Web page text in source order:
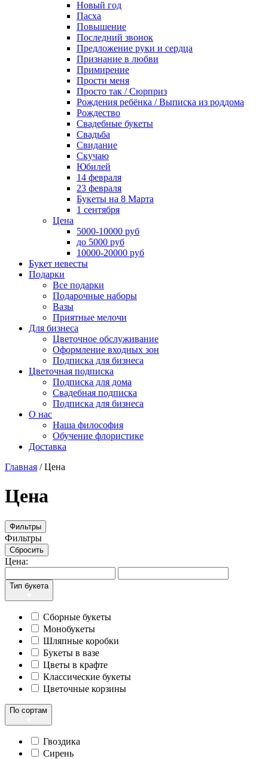
Новый год
Пасха
Повышение
Последний звонок
Предложение руки и сердца
Признание в любви
Примирение
Прости меня
Просто так / Сюрприз
Рождения ребёнка / Выписка из роддома
Рождество
Свадебные букеты
Свадьба
Свидание
Скучаю
Юбилей
14 февраля
23 февраля
Букеты на 8 Марта
1 сентября
Цена
5000-10000 руб
до 5000 руб
10000-20000 руб
Букет невесты
Подарки
Все подарки
Подарочные наборы
Вазы
Приятные мелочи
Для бизнеса
Цветочное обслуживание
Оформление входных зон
Подписка для бизнеса
Цветочная подписка
Подписка для дома
Свадебная подписка
Подписка для бизнеса
О нас
Наша философия
Обучение флористике
Доставка
Главная /Цена
Цена
Фильтры
Фильтры
Сбросить
Цена:
Тип букета
Сборные букеты
Монобукеты
Шляпные коробки
Букеты в вазе
Цветы в крафте
Классические букеты
Цветочные корзины
По сортам
Гвоздика
Сирень